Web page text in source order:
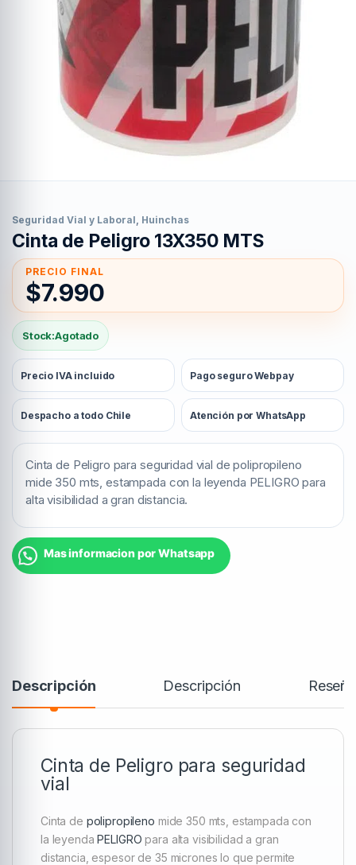
Seguridad Vial y Laboral, Huinchas
Cinta de Peligro 13X350 MTS
Stock:Agotado
$7.990
Precio IVA incluido Pago seguro Webpay
Despacho a todo Chile Atención por WhatsApp
Cinta de Peligro para seguridad vial de polipropileno
mide 350 mts, estampada con la leyenda PELIGRO para
alta visibilidad a gran distancia.
Mas informacion por Whatsapp
Descripción Descripción
Cinta de Peligro para seguridad
vial
Cinta de polipropileno mide 350 mts, estampada con
la leyendaPELIGRO para alta visibilidad a gran
distancia, espesor de 35 micrones lo que permite